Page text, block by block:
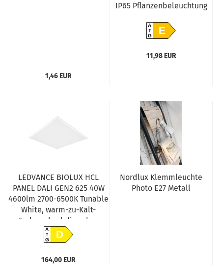
1,46 EUR
IP65 Pflanzenbeleuchtung
A
GE
11,98 EUR
LEDVANCE BIOLUX HCL
PANEL DALI GEN2 625 40W
4600lm 2700-6500K Tunable
White, warm-zu-Kalt-
Farbwechsel dimmbar
4099854140167
A
GD
164,00 EUR
Nordlux Klemmleuchte
Photo E27 Metall